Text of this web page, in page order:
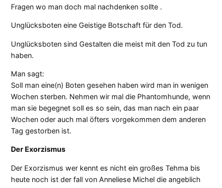
Fragen wo man doch mal nachdenken sollte .
Unglücksboten eine Geistige Botschaft für den Tod.
Unglücksboten sind Gestalten die meist mit den Tod zu tun
haben.
Man sagt:
Soll man eine(n) Boten gesehen haben wird man in wenigen
Wochen sterben. Nehmen wir mal die Phantomhunde, wenn
man sie begegnet soll es so sein, das man nach ein paar
Wochen oder auch mal öfters vorgekommen dem anderen
Tag gestorben ist.
Der Exorzismus
Der Exorzismus wer kennt es nicht ein großes Tehma bis
heute noch ist der fall von Anneliese Michel die angeblich